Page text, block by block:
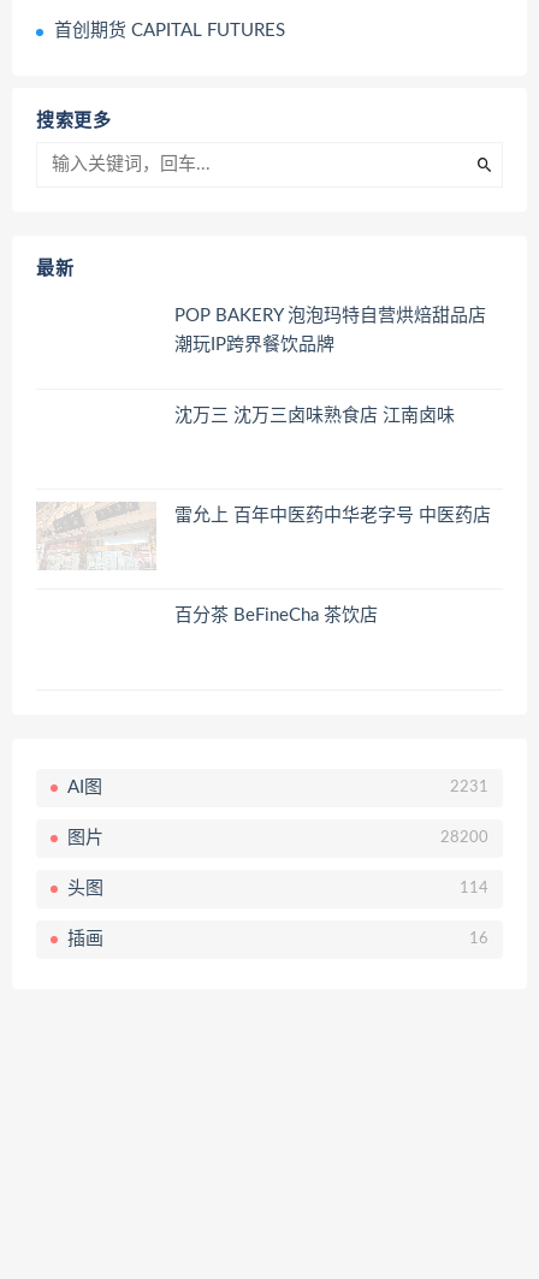
首创期货 CAPITAL FUTURES
搜索更多
最新
POP BAKERY 泡泡玛特自营烘焙甜品店
潮玩IP跨界餐饮品牌
沈万三 沈万三卤味熟食店 江南卤味
雷允上 百年中医药中华老字号 中医药店
百分茶 BeFineCha 茶饮店
AI图 2231
图片 28200
头图 114
插画 16